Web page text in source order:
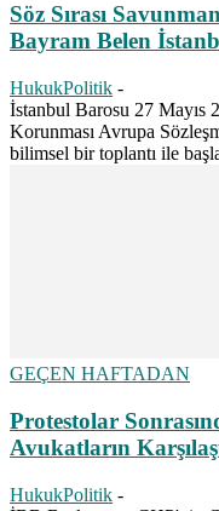
Söz Sırası
Bayram Belen
HukukPolitik -
İstanbul Barosu 27 Mayıs
Korunması Avrupa
bilimsel bir toplantı ile
GEÇEN HAFTADAN
Protestolar
Avukatların
HukukPolitik -